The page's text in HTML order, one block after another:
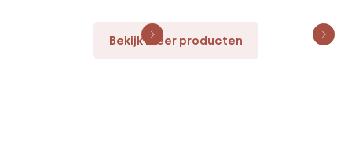
Bekijk meer producten